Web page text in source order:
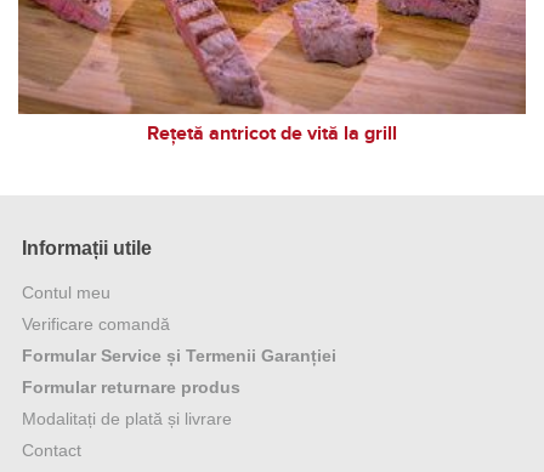
Rețetă antricot de vită la grill
Informații utile
Contul meu
Verificare comandă
Formular Service și Termenii Garanției
Formular returnare produs
Modalitați de plată și livrare
Contact